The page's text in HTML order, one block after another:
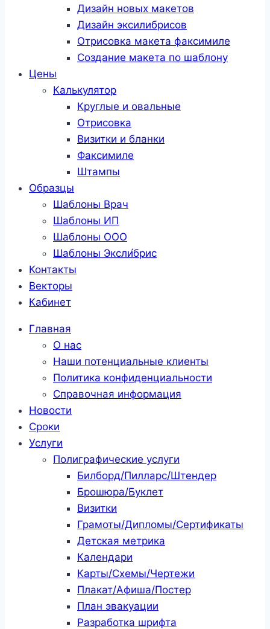
Дизайн новых макетов
Дизайн эксилибрисов
Отрисовка макета факсимиле
Создание макета по шаблону
Цены
Калькулятор
Круглые и овальные
Отрисовка
Визитки и бланки
Факсимиле
Штампы
Образцы
Шаблоны Врач
Шаблоны ИП
Шаблоны ООО
Шаблоны Эксли́брис
Контакты
Векторы
Кабинет
Главная
О нас
Наши потенциальные клиенты
Политика конфиденциальности
Справочная информация
Новости
Сроки
Услуги
Полиграфические услуги
Билборд/Пилларс/Штендер
Брошюра/Буклет
Визитки
Грамоты/Дипломы/Сертификаты
Детская метрика
Календари
Карты/Схемы/Чертежи
Плакат/Афиша/Постер
План эвакуации
Разработка шрифта